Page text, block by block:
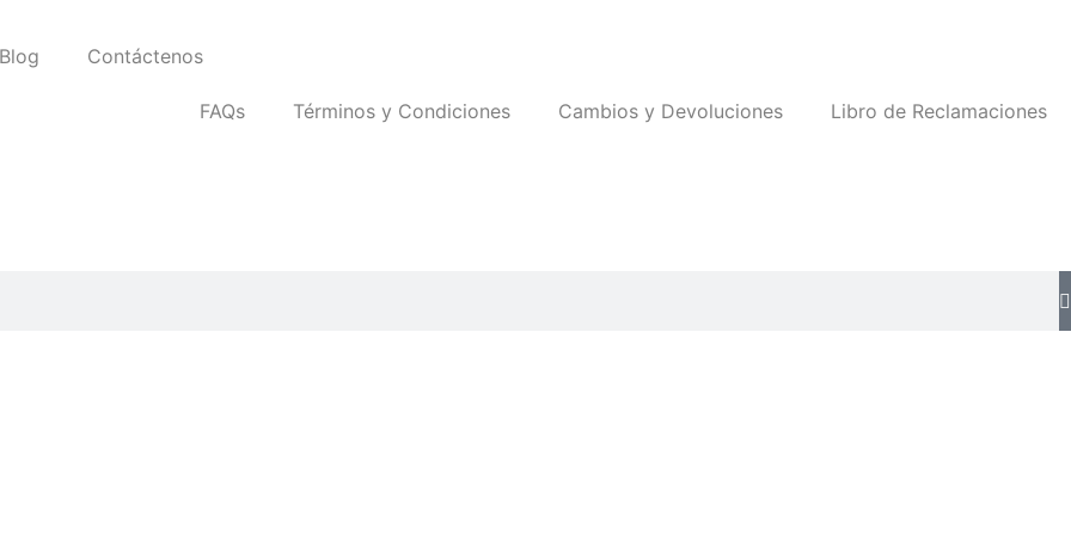
Blog Contáctenos
FAQs Términos y Condiciones Cambios y Devoluciones Libro de Reclamaciones